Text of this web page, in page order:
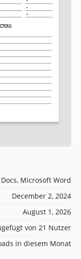
Microsoft Word
December 2, 2024
August 1, 2026
von 21 Nutzer
in diesem Monat